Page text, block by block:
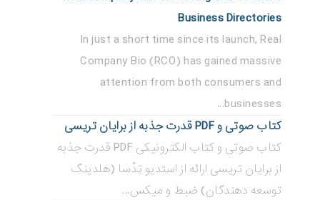
Business Directories
In just a short time since its launch, Real
Company Bio (RCO) has gained massive
attention from both consumers and
businesses...
کتاب صوتی و PDF قدرت جذبه از برایان تریسی
کتاب صوتی و کتاب الکترونیکی PDF قدرت جذبه
از برایان تریسی ارائه از استدیو تِدْسا (هلدینگ
توسعه دهندگان) ضبط و میکس...